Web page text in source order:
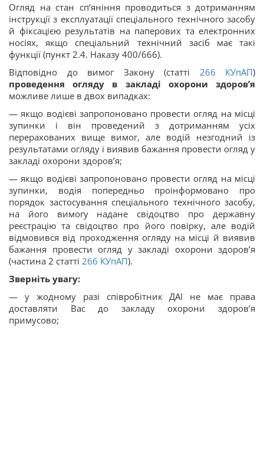
Огляд на стан сп’яніння проводиться з дотриманням
інструкції з експлуатації спеціального технічного засобу
й фіксацією результатів на паперових та електронних
носіях, якщо спеціальний технічний засіб має такі
функції (пункт 2.4. Наказу 400/666).
Відповідно до вимог Закону (статті 266 КУпАП)
проведення огляду в закладі охорони здоров’я
можливе лише в двох випадках:
— якщо водієві запропоновано провести огляд на місці
зупинки і він проведений з дотриманням усіх
перерахованих вище вимог, але водій незгодний із
результатами огляду і виявив бажання провести огляд у
закладі охорони здоров’я;
— якщо водієві запропоновано провести огляд на місці
зупинки, водія попередньо проінформовано про
порядок застосування спеціального технічного засобу,
на його вимогу надане свідоцтво про державну
реєстрацію та свідоцтво про його повірку, але водій
відмовився від проходження огляду на місці й виявив
бажання провести огляд у закладі охорони здоров’я
(частина 2 статті 266 КУпАП).
Зверніть увагу:
— у жодному разі співробітник ДАІ не має права
доставляти Вас до закладу охорони здоров’я
примусово;